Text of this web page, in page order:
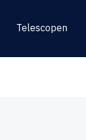
Telescopen